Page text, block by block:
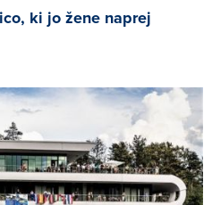
ki jo žene naprej